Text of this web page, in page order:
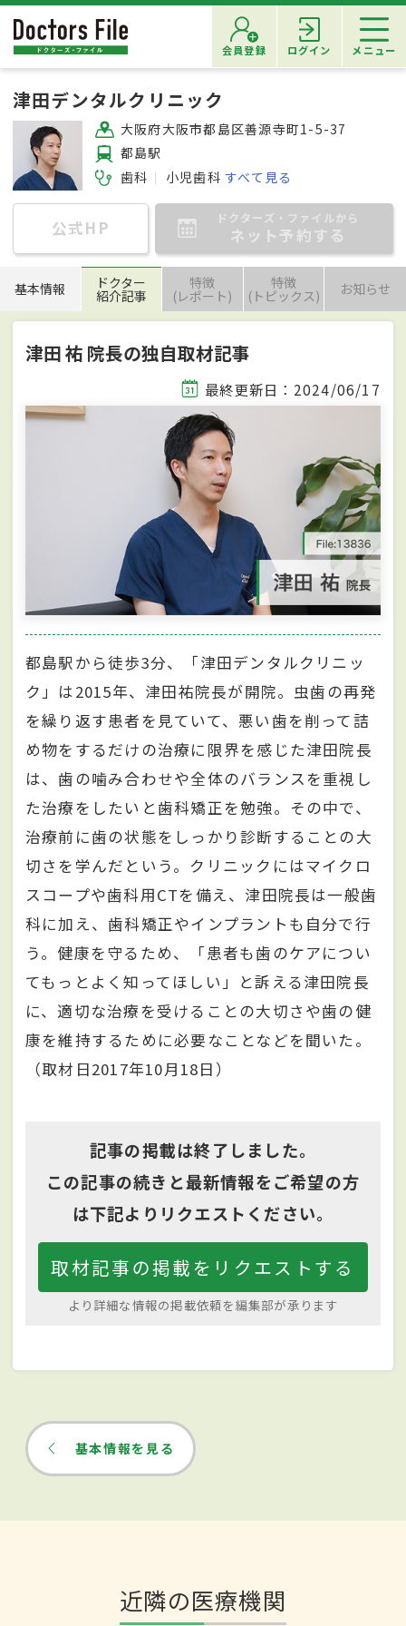
会員登録 ログイン メニュー
津田デンタルクリニック
大阪府大阪市都島区善源寺町1-5-37
都島駅
歯科
小児歯科 すべて見る
公式HP ドクターズ・ファイルから
ネット予約する
基本情報 ドクター
紹介記事
特徴
(レポート)
特徴
(トピックス) お知らせ
津田 祐 院長の独自取材記事
最終更新日：2024/06/17
都島駅から徒歩3分、「津田デンタルクリニッ
ク」は2015年、津田祐院長が開院。虫歯の再発
を繰り返す患者を見ていて、悪い歯を削って詰
め物をするだけの治療に限界を感じた津田院長
は、歯の噛み合わせや全体のバランスを重視し
た治療をしたいと歯科矯正を勉強。その中で、
治療前に歯の状態をしっかり診断することの大
切さを学んだという。クリニックにはマイクロ
スコープや歯科用CTを備え、津田院長は一般歯
科に加え、歯科矯正やインプラントも自分で行
う。健康を守るため、「患者も歯のケアについ
てもっとよく知ってほしい」と訴える津田院長
に、適切な治療を受けることの大切さや歯の健
康を維持するために必要なことなどを聞いた。
（取材日2017年10月18日）
記事の掲載は終了しました。
この記事の続きと最新情報をご希望の方
は下記よりリクエストください。
取材記事の掲載をリクエストする
より詳細な情報の掲載依頼を編集部が承ります
基本情報を見る
近隣の医療機関